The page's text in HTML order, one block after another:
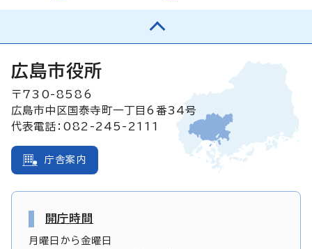
広島市役所
〒730-8586
広島市中区国泰寺町一丁目6番34号
代表電話：082-245-2111
庁舎案内
開庁時間
月曜日から金曜日